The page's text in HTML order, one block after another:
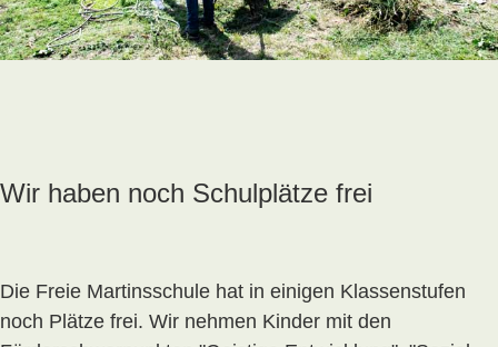
Wir haben noch Schulplätze frei
Die Freie Martinsschule hat in einigen Klassenstufen
noch Plätze frei. Wir nehmen Kinder mit den